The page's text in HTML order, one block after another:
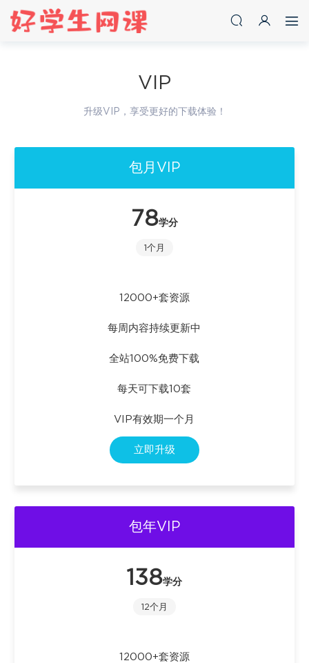
VIP
升级VIP，享受更好的下载体验！
包月VIP
78学分
1个月
12000+套资源
每周内容持续更新中
全站100%免费下载
每天可下载10套
VIP有效期一个月
立即升级
包年VIP
138学分
12个月
12000+套资源